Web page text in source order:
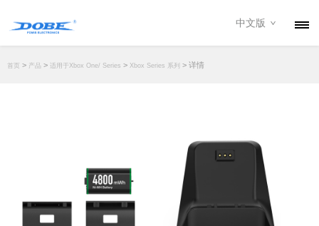
经销商
中文版
首页 > 产品 > 适用于Xbox One/ Series > Xbox Series 系列 > 详情